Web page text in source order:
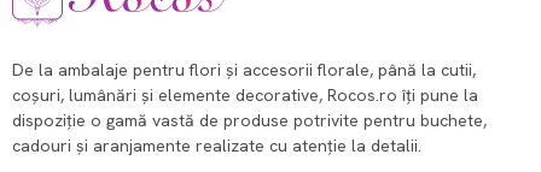
De la ambalaje pentru flori și accesorii florale, până la cutii,
coșuri, lumânări și elemente decorative, Rocos.ro îți pune la
dispoziție o gamă vastă de produse potrivite pentru buchete,
cadouri și aranjamente realizate cu atenție la detalii.